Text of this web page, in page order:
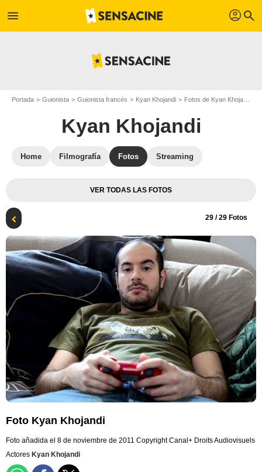
menu profil search
Portada Guionista Guionista francés Kyan Khojandi Fotos de Kyan Khojandi
Kyan Khojandi
Home Filmografía Fotos Streaming
VER TODAS LAS FOTOS
29 / 29 Fotos
Foto Kyan Khojandi
Foto añadida el 8 de noviembre de 2011 Copyright Canal+ Droits Audiovisuels
Actores Kyan Khojandi